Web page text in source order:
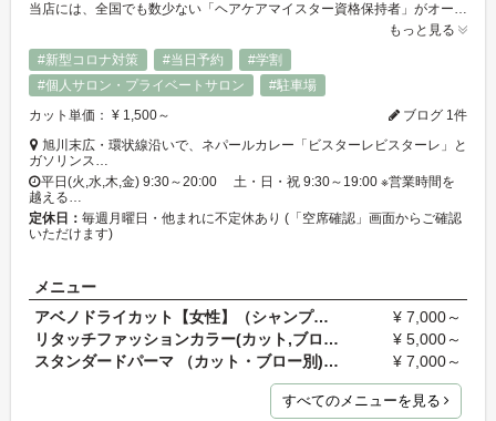
当店には、全国でも数少ない「ヘアケアマイスター資格保持者」がオーナースタイリストとして活躍しています☆ みなさまの髪の状態を診断し、どのような処置を行えばよいのかをお伝えしています♪ こだわりの「アベドライカット」と共に、ぜひ診断・技術を受けてみて下さい☆ ※≪新規様は初回料￥2,000加算≫カウンセリングや事務手数料など。 ※現在、新規の高校生以下は予約を受付してません。
もっと見る
#新型コロナ対策
#当日予約
#学割
#個人サロン・プライベートサロン
#駐車場
カット単価： ¥ 1,500～
ブログ 1件
旭川末広・環状線沿いで、ネパールカレー「ビスターレビスターレ」と
ガソリンス…
平日(火,水,木,金) 9:30～20:00 土・日・祝 9:30～19:00 ※営業時間を
越える…
定休日： 毎週月曜日・他まれに不定休あり (「空席確認」画面からご確認
いただけます)
メニュー
アベノドライカット【女性】（シャンプー・ブロー込…
¥ 7,000～
リタッチファッションカラー(カット,ブロー別) ￥5,…
¥ 5,000～
スタンダードパーマ （カット・ブロー別) ￥7,000…
¥ 7,000～
すべてのメニューを見る